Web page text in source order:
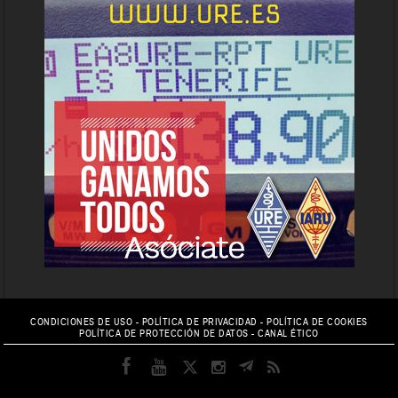
CONDICIONES DE USO - POLÍTICA DE PRIVACIDAD -POLÍTICA DE COOKIES
POLÍTICA DE PROTECCIÓN DE DATOS -CANAL ÉTICO